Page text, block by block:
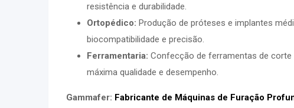
resistência e durabilidade.
Ortopédico: Produção de próteses e implantes
biocompatibilidade e precisão.
Ferramentaria: Confecção de ferramentas de
máxima qualidade e desempenho.
Gammafer: Fabricante de Máquinas de Furação